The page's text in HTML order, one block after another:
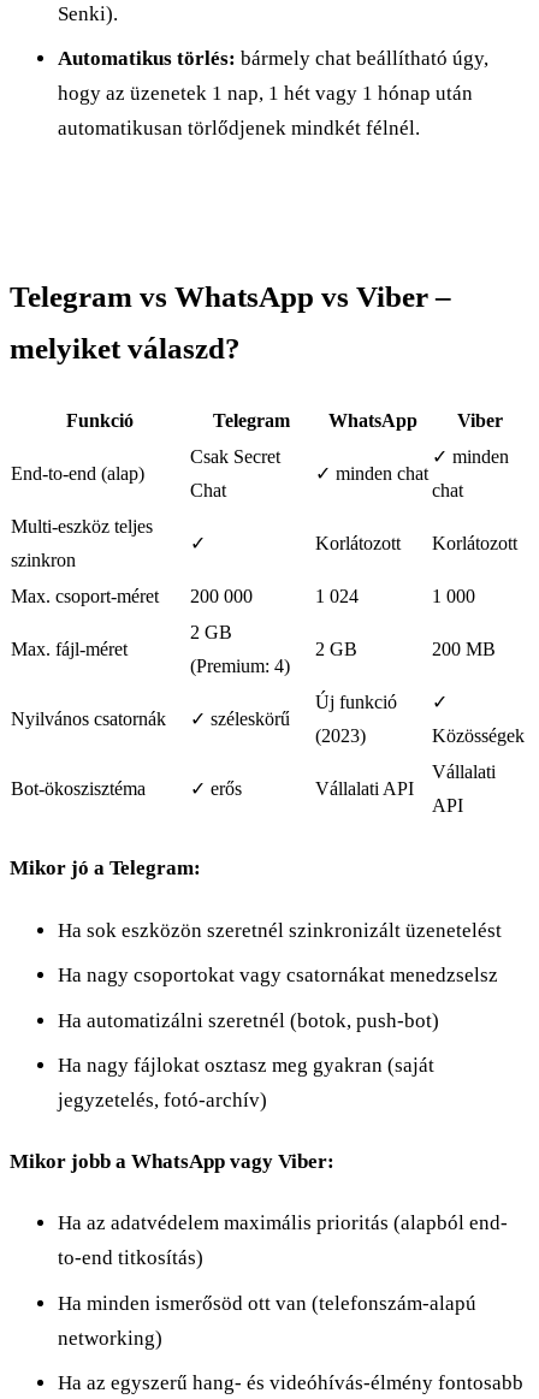
Senki).
Automatikus törlés: bármely chat beállítható úgy,
hogy az üzenetek 1 nap, 1 hét vagy 1 hónap után
automatikusan törlődjenek mindkét félnél.
Telegram vs WhatsApp vs Viber –
melyiket válaszd?
Funkció Telegram WhatsApp Viber
End-to-end (alap)
Csak Secret
Chat
✓ minden chat
✓ minden
chat
Multi-eszköz teljes
szinkron
✓ Korlátozott Korlátozott
Max. csoport-méret 200 000 1 024 1 000
Max. fájl-méret
2 GB
(Premium: 4)
2 GB 200 MB
Nyilvános csatornák ✓ széleskörű
Új funkció
(2023)
✓
Közösségek
Bot-ökoszisztéma ✓ erős Vállalati API
Vállalati
API
Mikor jó a Telegram:
Ha sok eszközön szeretnél szinkronizált üzenetelést
Ha nagy csoportokat vagy csatornákat menedzselsz
Ha automatizálni szeretnél (botok, push-bot)
Ha nagy fájlokat osztasz meg gyakran (saját
jegyzetelés, fotó-archív)
Mikor jobb a WhatsApp vagy Viber:
Ha az adatvédelem maximális prioritás (alapból end-
to-end titkosítás)
Ha minden ismerősöd ott van (telefonszám-alapú
networking)
Ha az egyszerű hang- és videóhívás-élmény fontosabb